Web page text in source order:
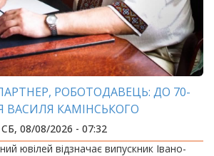
РОБОТОДАВЕЦЬ: ДО 70-
ВАСИЛЯ КАМІНСЬКОГО
СБ, 08/08/2026 - 07:32
ювілей відзначає випускник Івано-